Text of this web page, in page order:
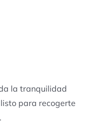
la tranquilidad
para recogerte